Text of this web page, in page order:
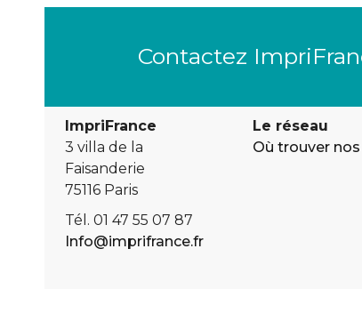
Contactez
ImpriFrance
3 villa de la
Faisanderie
75116 Paris
Tél. 01 47 55 07 87
Info@imprifrance.fr
Le réseau
Où trouver